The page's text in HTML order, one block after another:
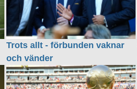
Trots allt - förbunden vaknar
och vänder